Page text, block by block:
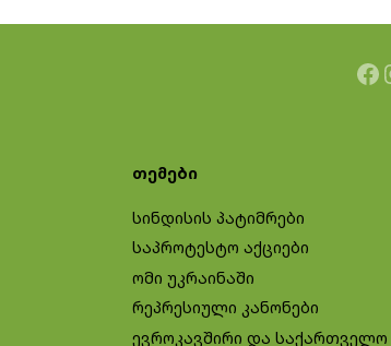
თემები
სინდისის პატიმრები
საპროტესტო აქციები
ომი უკრაინაში
რეპრესიული კანონები
ევროკავშირი და საქართველო